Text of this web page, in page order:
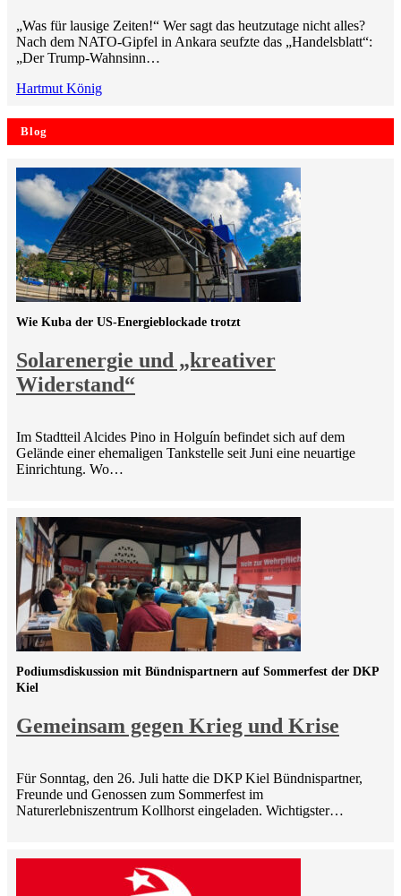
„Was für lausige Zeiten!“ Wer sagt das heutzutage nicht alles?
Nach dem NATO-Gipfel in Ankara seufzte das „Handelsblatt“:
„Der Trump-Wahnsinn…
Hartmut König
Blog
Solarenergie und „kreativer
Widerstand“
Wie Kuba der US-Energieblockade trotzt
Im Stadtteil Alcides Pino in Holguín befindet sich auf dem
Gelände einer ehemaligen Tankstelle seit Juni eine neuartige
Einrichtung. Wo…
Gemeinsam gegen Krieg und Krise
Podiumsdiskussion mit Bündnispartnern auf Sommerfest der DKP
Kiel
Für Sonntag, den 26. Juli hatte die DKP Kiel Bündnispartner,
Freunde und Genossen zum Sommerfest im
Naturerlebniszentrum Kollhorst eingeladen. Wichtigster…